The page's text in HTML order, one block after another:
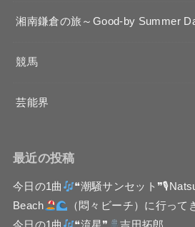
湘南鎌倉の旅～Good-by Summer
競馬
芸能界
最近の投稿
今日の1曲 ❝潮騒サンセット
Beach
（悶々ビーチ）に行って